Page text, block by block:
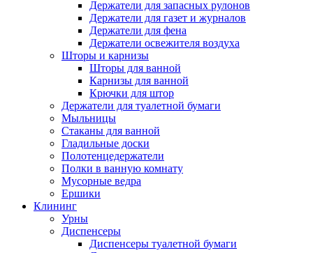
Держатели для запасных рулонов
Держатели для газет и журналов
Держатели для фена
Держатели освежителя воздуха
Шторы и карнизы
Шторы для ванной
Карнизы для ванной
Крючки для штор
Держатели для туалетной бумаги
Мыльницы
Стаканы для ванной
Гладильные доски
Полотенцедержатели
Полки в ванную комнату
Мусорные ведра
Ершики
Клининг
Урны
Диспенсеры
Диспенсеры туалетной бумаги